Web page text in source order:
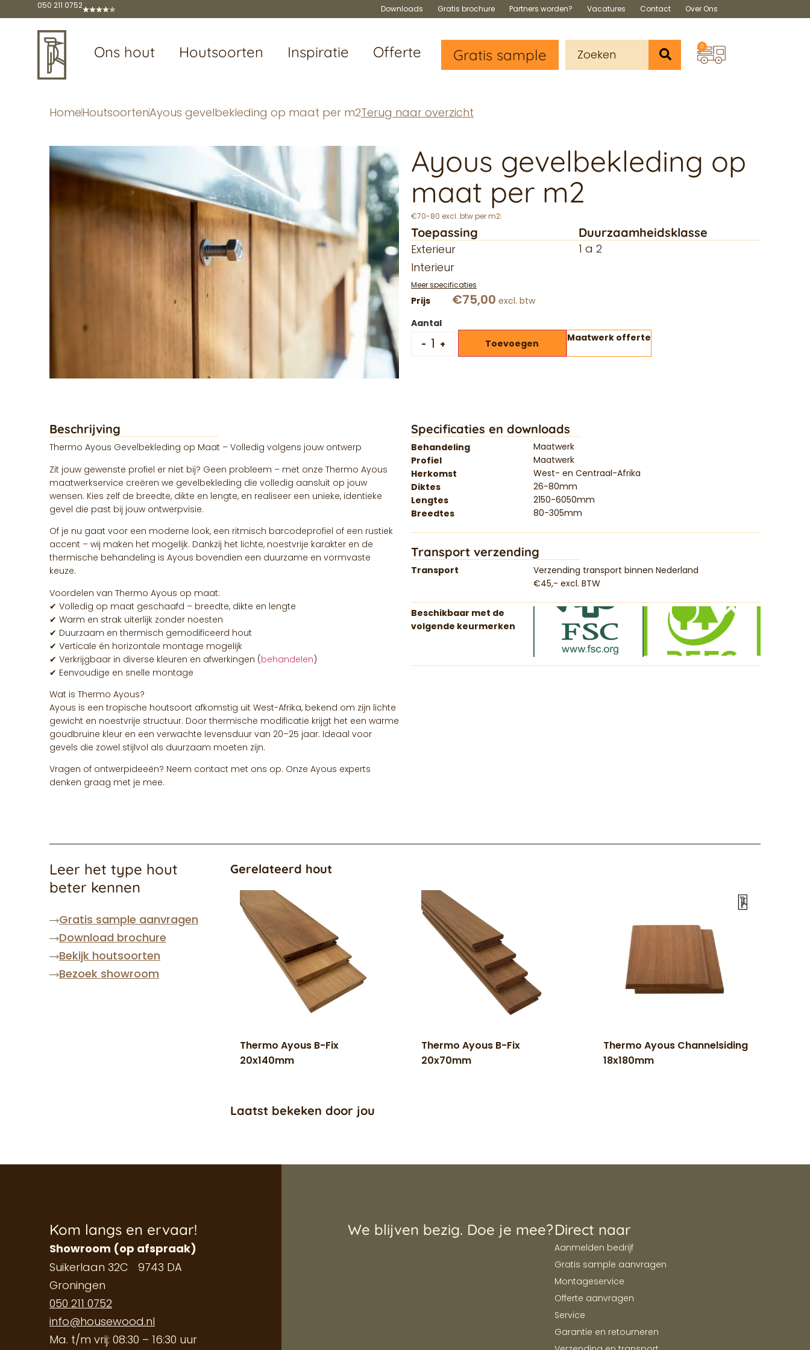
050 211 0752 Downloads Gratis brochure Partners worden? Vacatures Contact Over Ons
Ons hout Houtsoorten Inspiratie Offerte Gratis sample 0
HomeHoutsoortenAyous gevelbekleding op maat per m2Terug naar overzicht
Ayous gevelbekleding op
maat per m2
€70-80 excl. btw per m2
Toepassing
Exterieur
Interieur
Meer specificaties
Duurzaamheidsklasse
1 a 2
€75,00
Aantal
-
+ Toevoegen Maatwerk offerte
Beschrijving
Thermo Ayous Gevelbekleding op Maat – Volledig volgens jouw ontwerp
Zit jouw gewenste profiel er niet bij? Geen probleem – met onze Thermo Ayous
maatwerkservice creëren we gevelbekleding die volledig aansluit op jouw
wensen. Kies zelf de breedte, dikte en lengte, en realiseer een unieke, identieke
gevel die past bij jouw ontwerpvisie.
Of je nu gaat voor een moderne look, een ritmisch barcodeprofiel of een rustiek
accent – wij maken het mogelijk. Dankzij het lichte, noestvrije karakter en de
thermische behandeling is Ayous bovendien een duurzame en vormvaste
keuze.
Voordelen van Thermo Ayous op maat:
✔ Volledig op maat geschaafd – breedte, dikte en lengte
✔ Warm en strak uiterlijk zonder noesten
✔ Duurzaam en thermisch gemodificeerd hout
✔ Verticale én horizontale montage mogelijk
✔ Verkrijgbaar in diverse kleuren en afwerkingen (behandelen)
✔ Eenvoudige en snelle montage
Wat is Thermo Ayous?
Ayous is een tropische houtsoort afkomstig uit West-Afrika, bekend om zijn lichte
gewicht en noestvrije structuur. Door thermische modificatie krijgt het een warme
goudbruine kleur en een verwachte levensduur van 20–25 jaar. Ideaal voor
gevels die zowel stijlvol als duurzaam moeten zijn.
Vragen of ontwerpideeën? Neem contact met ons op. Onze Ayous experts
denken graag met je mee.
Specificaties en downloads
Behandeling
Maatwerk
Profiel
Maatwerk
Herkomst
West- en Centraal-Afrika
Diktes
26-80mm
Lengtes
2150-6050mm
Breedtes
80-305mm
Transport verzending
Transport
Verzending transport binnen Nederland
€45,- excl. BTW
Beschikbaar met de
volgende keurmerken
Leer het type hout
beter kennen
Gratis sample aanvragen
Download brochure
Bekijk houtsoorten
Bezoek showroom
Gerelateerd hout
Thermo Ayous B-Fix
20x140mm
Thermo Ayous B-Fix
20x70mm
Thermo Ayous Channelsiding
18x180mm
Laatst bekeken door jou
Kom langs en ervaar!
Showroom (op afspraak)
Suikerlaan 32C 9743 DA
Groningen
050 211 0752
info@housewood.nl
Ma. t/m vrij: 08:30 – 16:30 uur
We blijven bezig. Doe je mee?Direct naar
Aanmelden bedrijf
Gratis sample aanvragen
Montageservice
Offerte aanvragen
Service
Garantie en retourneren